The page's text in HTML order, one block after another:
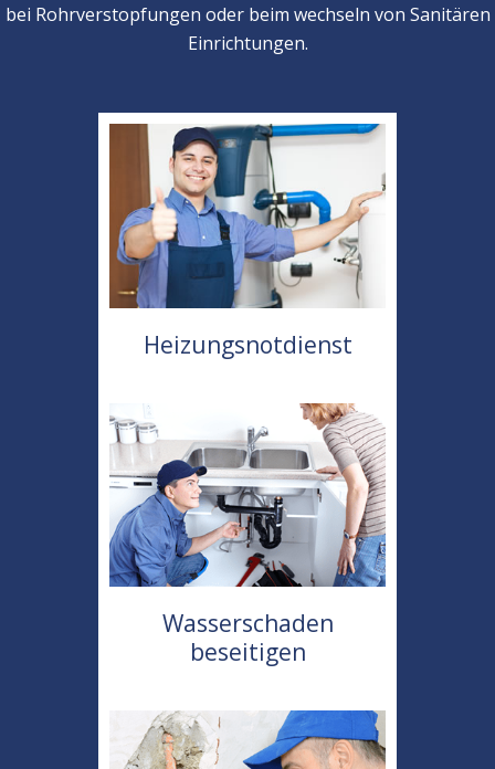
bei Rohrverstopfungen oder beim wechseln von Sanitären
Einrichtungen.
Heizungsnotdienst
Wasserschaden
beseitigen